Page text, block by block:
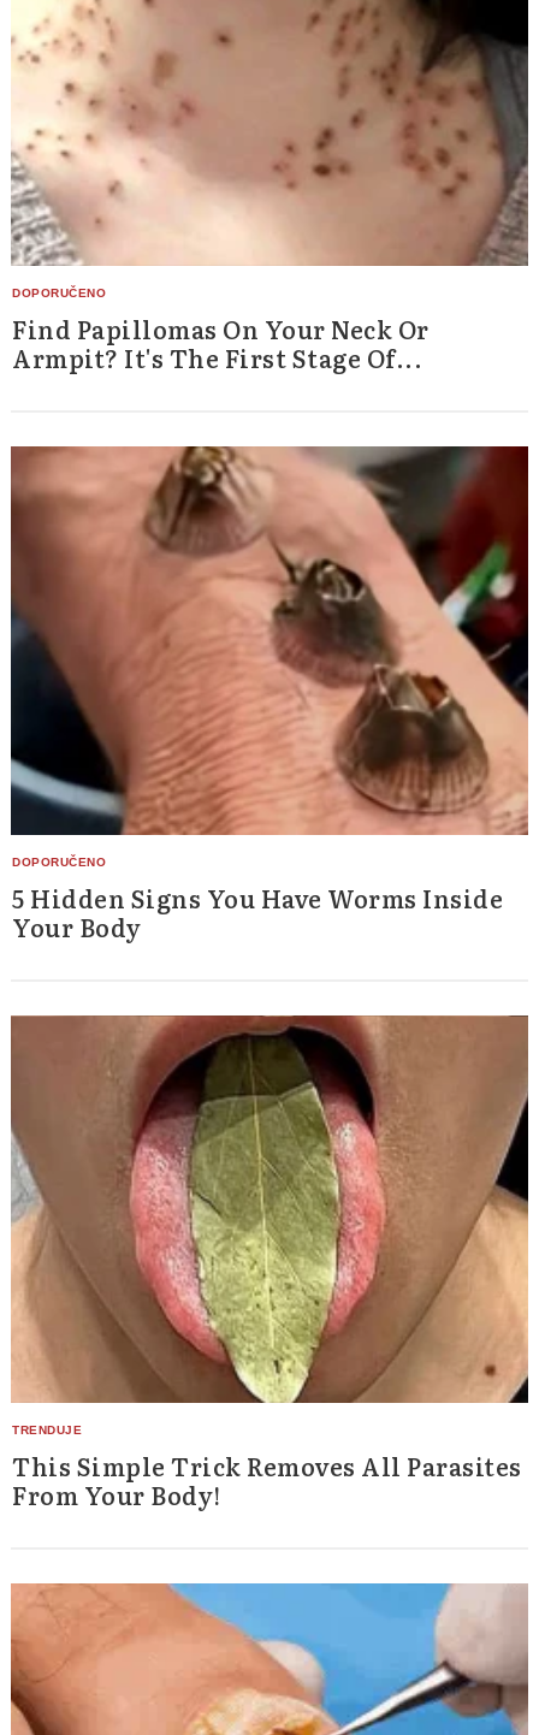
Find Papillomas On Your Neck Or
Armpit? It's The First Stage Of...
5 Hidden Signs You Have Worms Inside
Your Body
This Simple Trick Removes All Parasites
From Your Body!